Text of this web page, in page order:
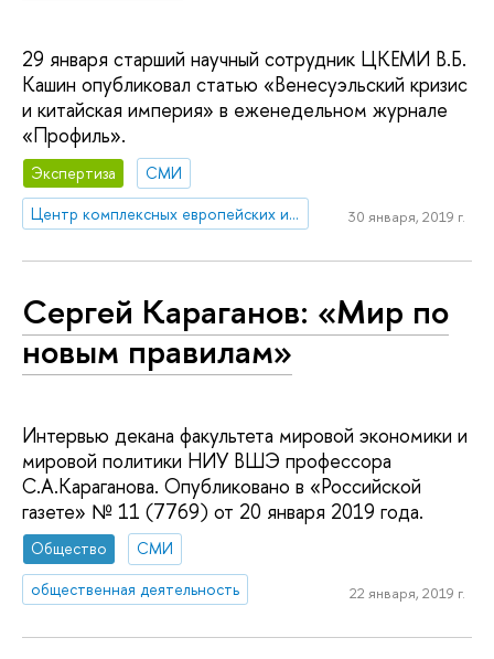
29 января старший научный сотрудник ЦКЕМИ В.Б.
Кашин опубликовал статью «Венесуэльский кризис
и китайская империя» в еженедельном журнале
«Профиль».
Экспертиза
СМИ
Центр комплексных европейских и международных исследований (ЦКЕМИ)
30 января, 2019 г.
Cергей Караганов: «Мир по
новым правилам»
Интервью декана факультета мировой экономики и
мировой политики НИУ ВШЭ профессора
С.А.Караганова. Опубликовано в «Российской
газете» № 11 (7769) от 20 января 2019 года.
Общество
СМИ
общественная деятельность
22 января, 2019 г.